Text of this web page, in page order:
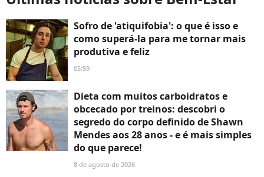
Sofro de 'atiquifobia': o que é isso e
como superá-la para me tornar mais
produtiva e feliz
05:59
Dieta com muitos carboidratos e
obcecado por treinos: descobri o
segredo do corpo definido de Shawn
Mendes aos 28 anos - e é mais simples
do que parece!
8 de agosto de 2026